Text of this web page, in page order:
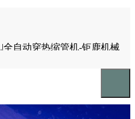
自动穿热缩管机-钜鹿机械